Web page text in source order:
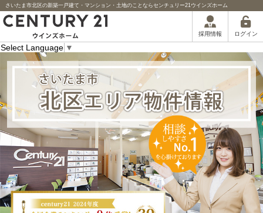
さいたま市北区の新築一戸建て・マンション・土地のことならセンチュリー21ウインズホーム
採用情報 ログイン
Select Language ▼